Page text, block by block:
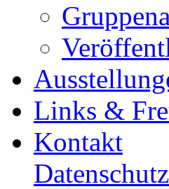
Links &
Kontakt
Datenschutz